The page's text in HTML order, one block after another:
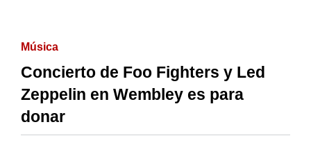
Música
Concierto de Foo Fighters y Led
Zeppelin en Wembley es para
donar